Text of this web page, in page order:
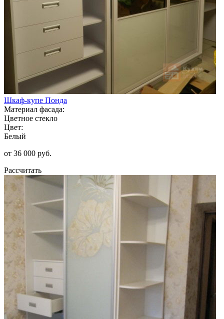
Шкаф-купе Понда
Материал фасада:
Цветное стекло
Цвет:
Белый
от 36 000 руб.
Рассчитать